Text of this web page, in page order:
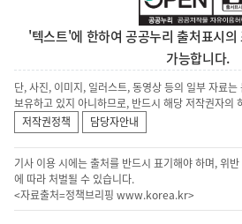
'텍스트'에 한하여 공공누리 출처표시의
가능합니다.
단, 사진, 이미지, 일러스트, 동영상 등의 일부 자료
보유하고 있지 아니하므로, 반드시 해당 저작권자의
저작권정책
담당자안내
기사 이용 시에는 출처를 반드시 표기해야 하며, 위반
에 따라 처벌될 수 있습니다.
<자료출처=정책브리핑 www.korea.kr>